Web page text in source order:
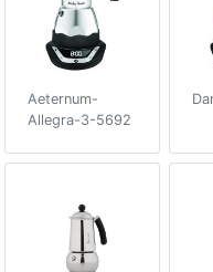
Aeternum-
Allegra-3-5692